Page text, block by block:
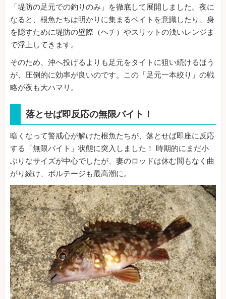
「堤防の足元での釣りのみ」を徹底して展開しました。夜に
なると、根魚たちは明かりに集まるベイトを意識したり、身
を隠すために堤防の壁際（ヘチ）やスリットの浅いレンジま
で浮上してきます。
そのため、沖へ投げるよりも足元をタイトに狙い続けるほう
が、圧倒的に効率が良いのです。この「足元一本絞り」の戦
略が夜も大ハマリ。
落とせば即反応の無限バイト！
暗くなって警戒心が解けた根魚たちが、落とせば即座に反応
する「無限バイト」状態に突入しました！ 時期的にまだ小
ぶりなサイズが中心でしたが、妻のロッドは休む間もなく曲
がり続け、ボルテージも最高潮に。